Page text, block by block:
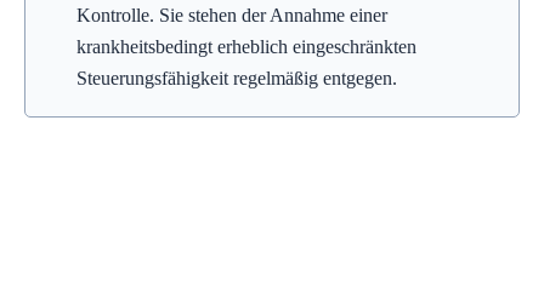
Kontrolle. Sie stehen der Annahme einer
krankheitsbedingt erheblich eingeschränkten
Steuerungsfähigkeit regelmäßig entgegen.